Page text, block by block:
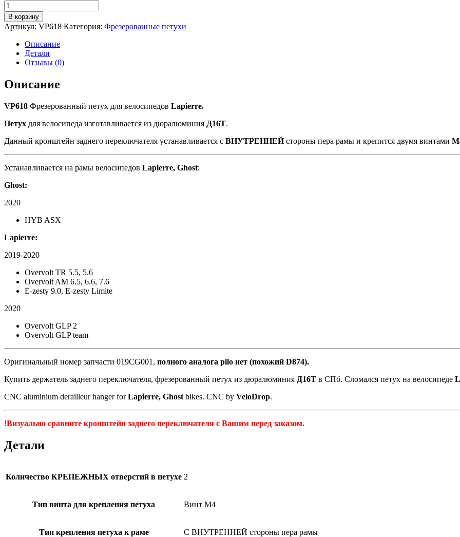
Количество
товара
VP618
Фрезерованный
петух
велосипеда
Lapierre
(as
Pilo
В корзину
Артикул: VP618 Категория: Фрезерованные петухи
Описание
Детали
Отзывы (0)
Описание
VP618 Фрезерованный петух для велосипедов Lapierre.
Петух для велосипеда изготавливается из дюралюминия Д16Т.
Данный кронштейн заднего переключателя устанавливается с ВНУТРЕННЕЙстороны пера рамы и крепится двумя винтами
Устанавливается на рамы велосипедов Lapierre, Ghost:
Ghost:
2020
НYB ASX
Lapierre:
2019-2020
Overvolt TR 5.5, 5.6
Overvolt AM 6.5, 6.6, 7.6
E-zesty 9.0, E-zesty Limite
2020
Overvolt GLP 2
Overvolt GLP team
Оригинальный номер запчасти 019CG001, полного аналога pilo нет (похожий D874).
Купить держатель заднего переключателя, фрезерованный петух из дюралюминия Д16Т в СПб. Сломался петух на велосипеде
CNC aluminium derailleur hanger forLapierre, Ghost bikes. CNC by VeloDrop.
!Визуально сравните кронштейн заднего переключателя с Вашим перед заказом.
Детали
Количество КРЕПЕЖНЫХ отверстий в петухе 2
Тип винта для крепления петуха Винт M4
Тип крепления петуха к раме С ВНУТРЕННЕЙ стороны пера рамы